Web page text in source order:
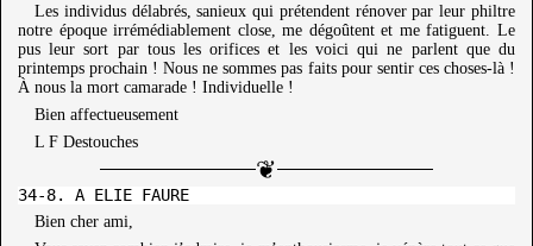
Les individus délabrés, sanieux qui prétendent rénover par leur philtre
notre époque irrémédiablement close, me dégoûtent et me fatiguent. Le
pus leur sort par tous les orifices et les voici qui ne parlent que du
printemps prochain ! Nous ne sommes pas faits pour sentir ces choses-là !
À nous la mort camarade ! Individuelle !
Bien affectueusement
L F Destouches
Bien cher ami,